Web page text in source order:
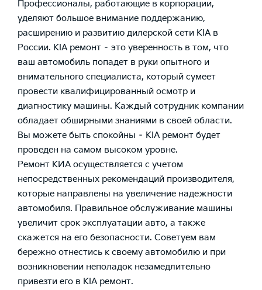
Профессионалы, работающие в корпорации,
уделяют большое внимание поддержанию,
расширению и развитию дилерской сети KIA в
России. KIA ремонт – это уверенность в том, что
ваш автомобиль попадет в руки опытного и
внимательного специалиста, который сумеет
провести квалифицированный осмотр и
диагностику машины. Каждый сотрудник компании
обладает обширными знаниями в своей области.
Вы можете быть спокойны – KIA ремонт будет
проведен на самом высоком уровне.
Ремонт КИА осуществляется с учетом
непосредственных рекомендаций производителя,
которые направлены на увеличение надежности
автомобиля. Правильное обслуживание машины
увеличит срок эксплуатации авто, а также
скажется на его безопасности. Советуем вам
бережно отнестись к своему автомобилю и при
возникновении неполадок незамедлительно
привезти его в KIA ремонт.